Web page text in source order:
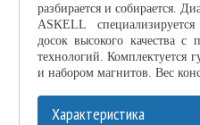
разбирается и собирается.
ASKELL
досок высокого качества
технологий. Комплектуется
и набором магнитов. Вес
Характеристика